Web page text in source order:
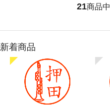
21商品中
新着商品